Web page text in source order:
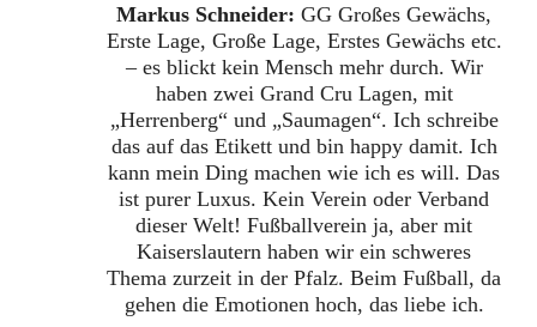
Markus Schneider:GG Großes Gewächs,
Erste Lage, Große Lage, Erstes Gewächs etc.
– es blickt kein Mensch mehr durch. Wir
haben zwei Grand Cru Lagen, mit
„Herrenberg“ und „Saumagen“. Ich schreibe
das auf das Etikett und bin happy damit. Ich
kann mein Ding machen wie ich es will. Das
ist purer Luxus. Kein Verein oder Verband
dieser Welt! Fußballverein ja, aber mit
Kaiserslautern haben wir ein schweres
Thema zurzeit in der Pfalz. Beim Fußball, da
gehen die Emotionen hoch, das liebe ich.